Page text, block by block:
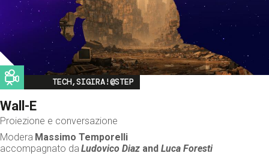
Image
TECH,SIGIRA!@STEP
Wall-E
Proiezione e conversazione
Modera Massimo Temporelli
accompagnato da Ludovico Diaz andLuca Foresti